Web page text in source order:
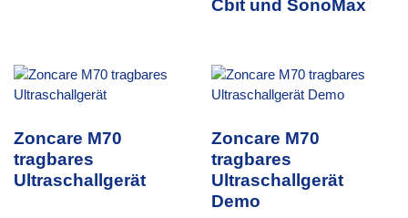
Cbit und SonoMax
Zoncare M70
tragbares
Ultraschallgerät
Zoncare M70
tragbares
Ultraschallgerät
Demo